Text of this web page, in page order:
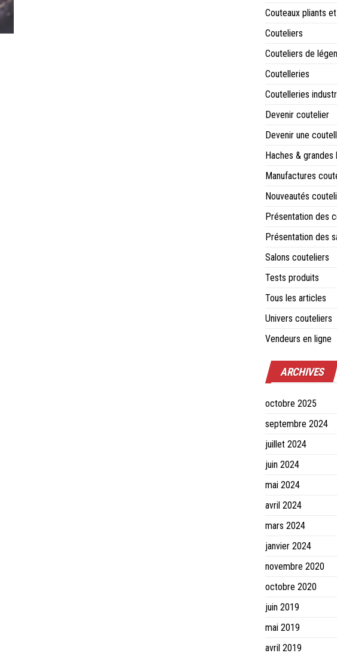
Couteaux pliants
Couteliers
Couteliers de
Coutelleries
Coutelleries
Devenir coutelier
Devenir une
Haches & grandes
Manufactures
Nouveautés
Présentation des
Présentation des
Salons couteliers
Tests produits
Tous les articles
Univers couteliers
Vendeurs en ligne
ARCHIVES
octobre 2025
septembre 2024
juillet 2024
juin 2024
mai 2024
avril 2024
mars 2024
janvier 2024
novembre 2020
octobre 2020
juin 2019
mai 2019
avril 2019